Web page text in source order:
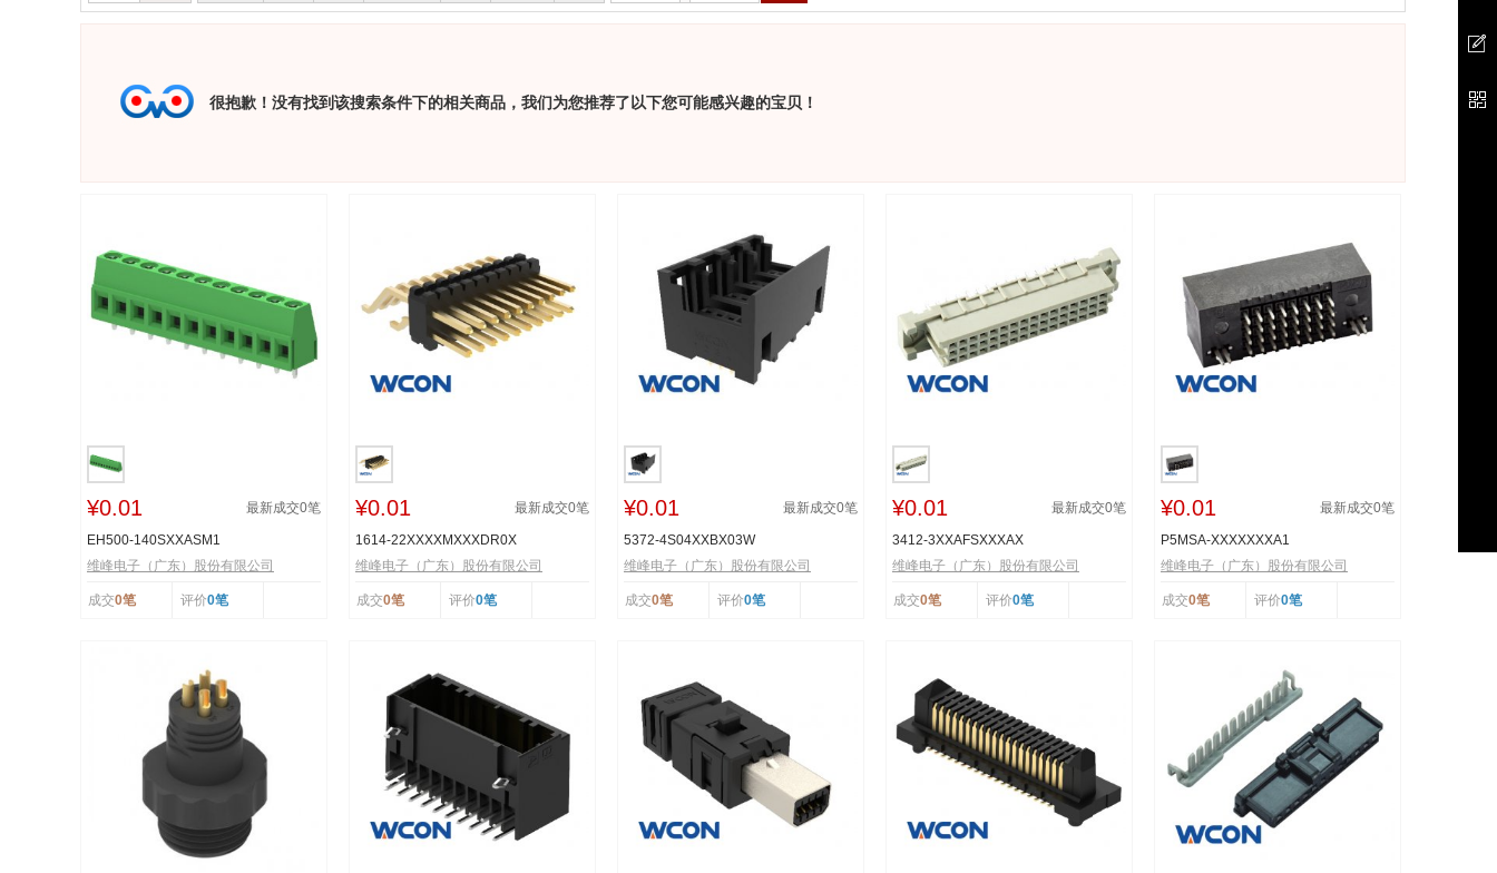
很抱歉！没有找到该搜索条件下的相关商品，我们为您推荐了以下您可能感兴趣的宝贝！
¥0.01 最新成交0笔
EH500-140SXXASM1
维峰电子（广东）股份有限公司
成交0笔 评价0笔
¥0.01 最新成交0笔
1614-22XXXXMXXXDR0X
维峰电子（广东）股份有限公司
成交0笔 评价0笔
¥0.01 最新成交0笔
5372-4S04XXBX03W
维峰电子（广东）股份有限公司
成交0笔 评价0笔
¥0.01 最新成交0笔
3412-3XXAFSXXXAX
维峰电子（广东）股份有限公司
成交0笔 评价0笔
¥0.01 最新成交0笔
P5MSA-XXXXXXXA1
维峰电子（广东）股份有限公司
成交0笔 评价0笔